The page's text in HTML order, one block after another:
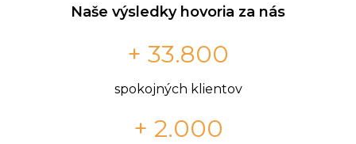
Naše výsledky hovoria za nás
+ 33.800
spokojných klientov
+ 2.000